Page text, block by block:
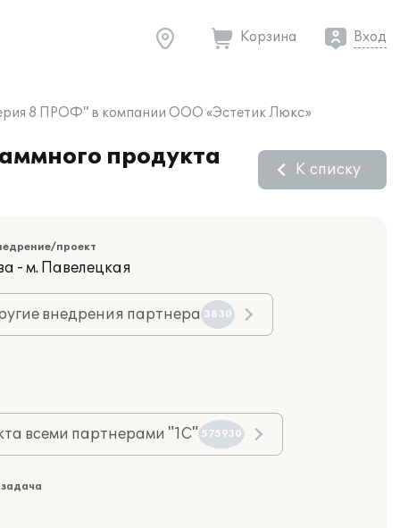
Корзина Вход
8 ПРОФ" в компании ООО «Эстетик Люкс»
продукта
К списку
проект
- м. Павелецкая
внедрения партнера 3830
всеми партнерами "1С" 575930